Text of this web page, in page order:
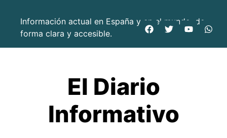
Información actual en España y en el mundo, de
forma clara y accesible.
El Diario
Informativo